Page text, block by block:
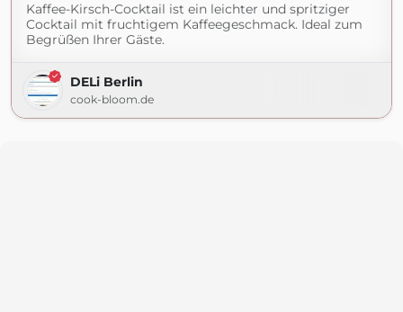
Kaffee-Kirsch-Cocktail ist ein leichter und spritziger
Cocktail mit fruchtigem Kaffeegeschmack. Ideal zum
Begrüßen Ihrer Gäste.
DELi Berlin
cook-bloom.de